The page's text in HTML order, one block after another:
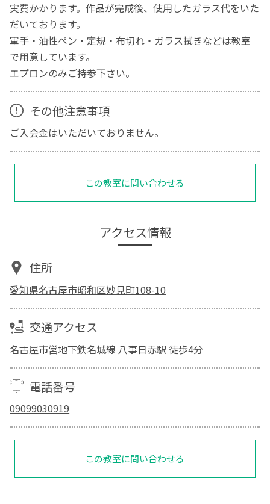
実費かかります。作品が完成後、使用したガラス代をいた
だいております。
軍手・油性ペン・定規・布切れ・ガラス拭きなどは教室
で用意しています。
エプロンのみご持参下さい。
その他注意事項
ご入会金はいただいておりません。
この教室に問い合わせる
アクセス情報
住所
愛知県名古屋市昭和区妙見町108-10
交通アクセス
名古屋市営地下鉄名城線 八事日赤駅 徒歩4分
電話番号
09099030919
この教室に問い合わせる